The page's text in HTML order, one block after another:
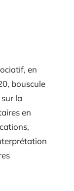
en
bouscule
la
en